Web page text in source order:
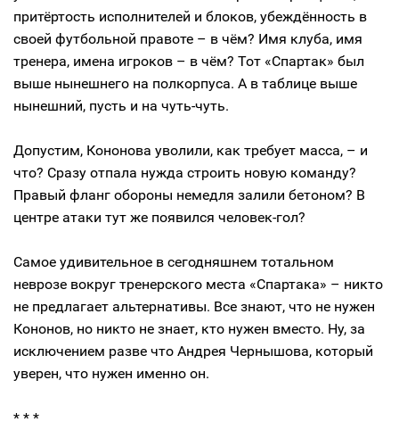
притёртость исполнителей и блоков, убеждённость в
своей футбольной правоте – в чём? Имя клуба, имя
тренера, имена игроков – в чём? Тот «Спартак» был
выше нынешнего на полкорпуса. А в таблице выше
нынешний, пусть и на чуть-чуть.
Допустим, Кононова уволили, как требует масса, – и
что? Сразу отпала нужда строить новую команду?
Правый фланг обороны немедля залили бетоном? В
центре атаки тут же появился человек-гол?
Самое удивительное в сегодняшнем тотальном
неврозе вокруг тренерского места «Спартака» – никто
не предлагает альтернативы. Все знают, что не нужен
Кононов, но никто не знает, кто нужен вместо. Ну, за
исключением разве что Андрея Чернышова, который
уверен, что нужен именно он.
* * *